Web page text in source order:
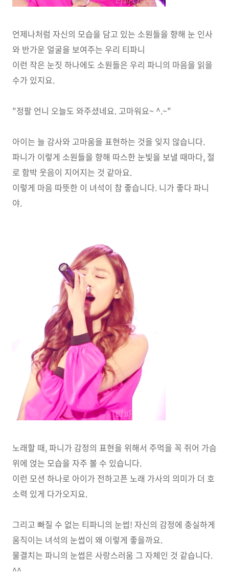
언제나처럼 자신의 모습을 담고 있는 소원들을 향해 눈 인사
와 반가운 얼굴을 보여주는 우리 티파니
이런 작은 눈짓 하나에도 소원들은 우리 파니의 마음을 읽을
수가 있지요.
"정팔 언니 오늘도 와주셨네요. 고마워요~ ^.~"
아이는 늘 감사와 고마움을 표현하는 것을 잊지 않습니다.
파니가 이렇게 소원들을 향해 따스한 눈빛을 보낼 때마다, 절
로 함박 웃음이 지어지는 것 같아요.
이렇게 마음 따뜻한 이 녀석이 참 좋습니다. 니가 좋다 파니
야.
노래할 때, 파니가 감정의 표현을 위해서 주먹을 꼭 쥐어 가슴
위에 얹는 모습을 자주 볼 수 있습니다.
이런 모션 하나로 아이가 전하고픈 노래 가사의 의미가 더 호
소력 있게 다가오지요.
그리고 빠질 수 없는 티파니의 눈썹! 자신의 감정에 충실하게
움직이는 녀석의 눈썹이 왜 이렇게 좋을까요.
물결치는 파니의 눈썹은 사랑스러움 그 자체인 것 같습니다.
^^